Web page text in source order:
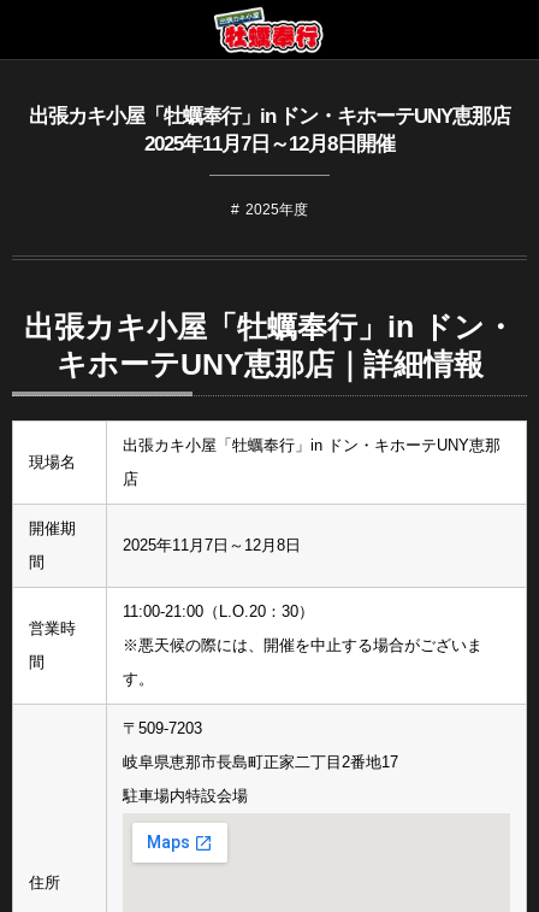
出張カキ小屋「牡蠣奉行」in ドン・キホーテUNY恵那店
2025年11月7日～12月8日開催
2025年度
出張カキ小屋「牡蠣奉行」in ドン・
キホーテUNY恵那店｜詳細情報
現場名
出張カキ小屋「牡蠣奉行」in ドン・キホーテUNY恵那
店
開催期
間
2025年11月7日～12月8日
営業時
間
11:00-21:00（L.O.20：30）
※悪天候の際には、開催を中止する場合がございま
す。
住所
〒509-7203
岐阜県恵那市長島町正家二丁目2番地17
駐車場内特設会場